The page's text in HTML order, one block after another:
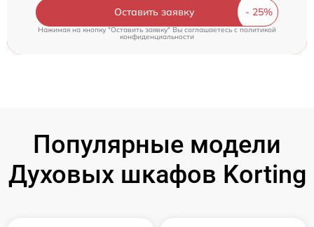
Оставить заявку
Нажимая на кнопку "Оставить заявку" Вы соглашаетесь cполитикой
конфиденциальности
Популярные модели
Духовых шкафов Korting